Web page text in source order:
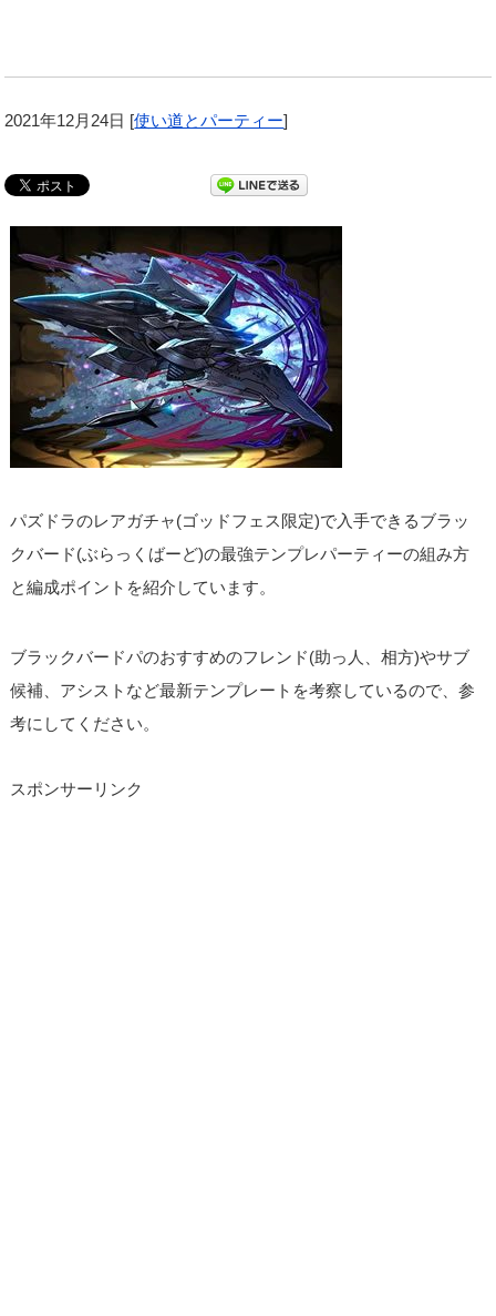
2021年12月24日 [使い道とパーティー]
パズドラのレアガチャ(ゴッドフェス限定)で入手できるブラッ
クバード(ぶらっくばーど)の最強テンプレパーティーの組み方
と編成ポイントを紹介しています。
ブラックバードパのおすすめのフレンド(助っ人、相方)やサブ
候補、アシストなど最新テンプレートを考察しているので、参
考にしてください。
スポンサーリンク